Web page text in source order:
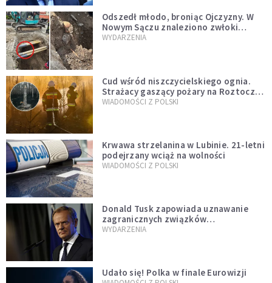
Odszedł młodo, broniąc Ojczyzny. W
Nowym Sączu znaleziono zwłoki
mężczyzny z czasów potopu
WYDARZENIA
Cud wśród niszczycielskiego ognia.
Strażacy gaszący pożary na Roztoczu
opublikowali niezwykłe zdjęcie
WIADOMOŚCI Z POLSKI
Krwawa strzelanina w Lubinie. 21-letni
podejrzany wciąż na wolności
WIADOMOŚCI Z POLSKI
Donald Tusk zapowiada uznawanie
zagranicznych związków
jednopłciowych. "Państwo oblało ten
WYDARZENIA
Udało się! Polka w finale Eurowizji